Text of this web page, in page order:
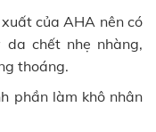
của AHA nên có
chết nhẹ nhàng,
thoáng.
phần làm khô nhân